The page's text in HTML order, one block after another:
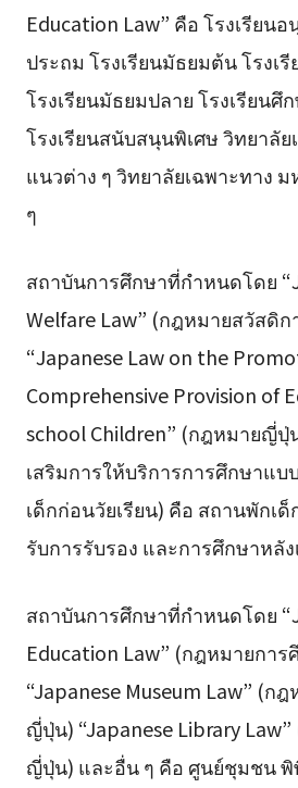
Education Law” คือ โรงเรียนอ
ประถม โรงเรียนมัธยมต้น โรงเ
โรงเรียนมัธยมปลาย โรงเรียนศึ
โรงเรียนสนับสนุนพิเศษ วิทยาลัย
แนวต่าง ๆ วิทยาลัยเฉพาะทาง
ๆ
สถาบันการศึกษาที่กำหนดโดย
Welfare Law” (กฎหมายสวัสดิ
“Japanese Law on the
Comprehensive Provision of
school Children” (กฎหมายญี่ปุ่
เสริมการให้บริการการศึกษาแบ
เด็กก่อนวัยเรียน) คือ สถานพักเ
รับการรับรอง และการศึกษาหลัง
สถาบันการศึกษาที่กำหนดโดย
Education Law” (กฎหมายกา
“Japanese Museum Law” (
ญี่ปุ่น) “Japanese Library
ญี่ปุ่น) และอื่น ๆ คือ ศูนย์ชุมช